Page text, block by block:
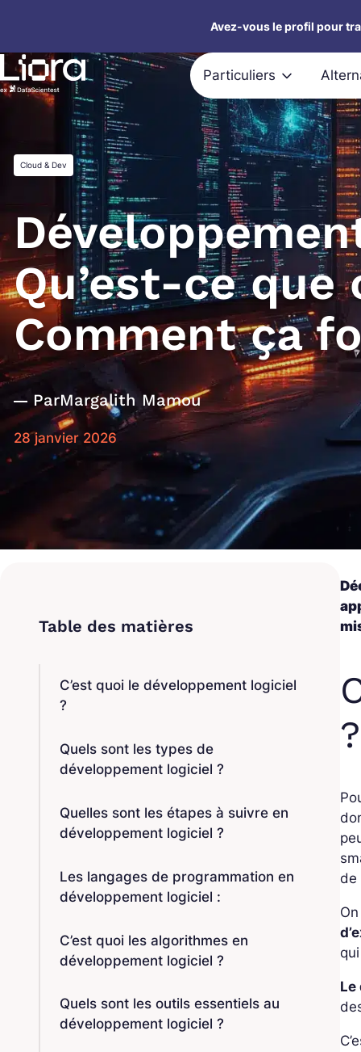
contenu
Avez-vous le profil pour
Particuliers
Cloud & Dev
Qu’est-ce que
Comment ça
ParMargalith Mamou
28 janvier 2026
C’est quoi le développement logiciel
?
Quels sont les types de
développement logiciel ?
Quelles sont les étapes à suivre en
développement logiciel ?
Les langages de programmation en
développement logiciel :
C’est quoi les algorithmes en
développement logiciel ?
Quels sont les outils essentiels au
développement logiciel ?
?
de
Le